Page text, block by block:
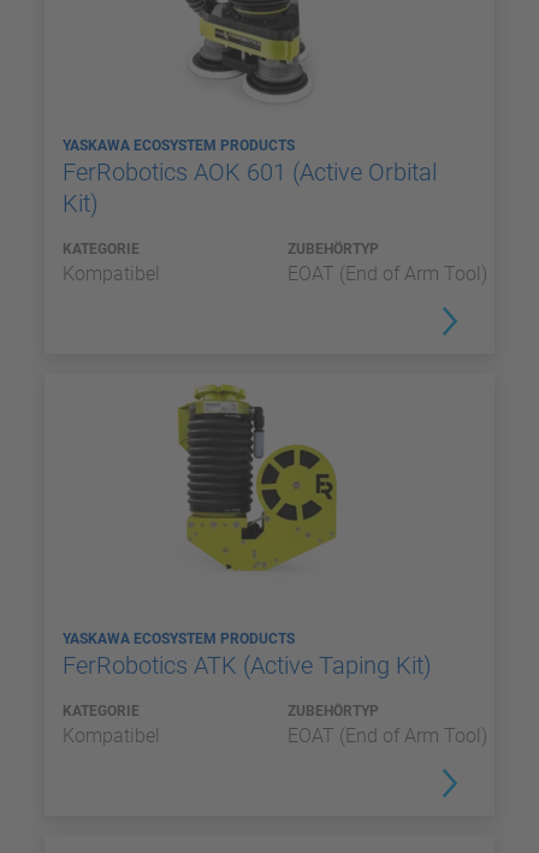
YASKAWA ECOSYSTEM PRODUCTS
FerRobotics AOK 601 (Active Orbital
Kit)
KATEGORIE
Kompatibel
ZUBEHÖRTYP
EOAT (End of Arm Tool)
YASKAWA ECOSYSTEM PRODUCTS
FerRobotics ATK (Active Taping Kit)
KATEGORIE
Kompatibel
ZUBEHÖRTYP
EOAT (End of Arm Tool)